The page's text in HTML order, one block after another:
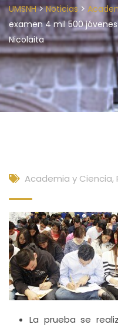
UMSNH>Noticias >
examen 4 mil 500
Nicolaita
Academia y Ciencia,
La prueba se